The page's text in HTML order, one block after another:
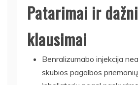
Patarimai ir dažni
klausimai
Benralizumabo injekcija
skubios pagalbos